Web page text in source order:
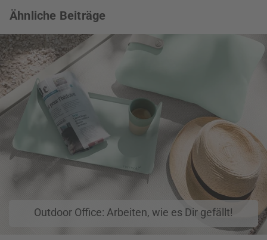
Ähnliche Beiträge
Outdoor Office: Arbeiten, wie es Dir gefällt!